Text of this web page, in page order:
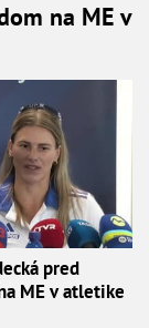
na ME v
pred
ME v atletike